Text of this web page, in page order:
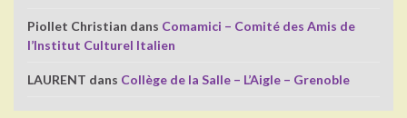
Piollet Christian dans Comamici – Comité des Amis de
l’Institut Culturel Italien
LAURENT dans Collège de la Salle – L’Aigle – Grenoble